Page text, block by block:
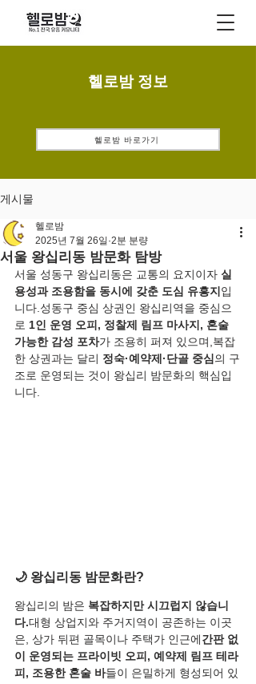
헬로밤 정보
헬로밤 바로가기
게시물
서울 왕십리동 밤문화 탐방
헬로밤
2025년 7월 26일 2분 분량
서울 성동구 왕십리동은 교통의 요지이자 실
용성과 조용함을 동시에 갖춘 도심 유흥지 입
니다.성동구 중심 상권인 왕십리역을 중심으
로 1인 운영 오피, 정찰제 림프 마사지, 혼술
가능한 감성 포차가 조용히 퍼져 있으며,복잡
한 상권과는 달리 정숙·예약제·단골 중심의 구
조로 운영되는 것이 왕십리 밤문화의 핵심입
니다.
🌙 왕십리동 밤문화란?
왕십리의 밤은 복잡하지만 시끄럽지 않습니
다.대형 상업지와 주거지역이 공존하는 이곳
은, 상가 뒤편 골목이나 주택가 인근에간판 없
이 운영되는 프라이빗 오피, 예약제 림프 테라
피, 조용한 혼술 바들이 은밀하게 형성되어 있